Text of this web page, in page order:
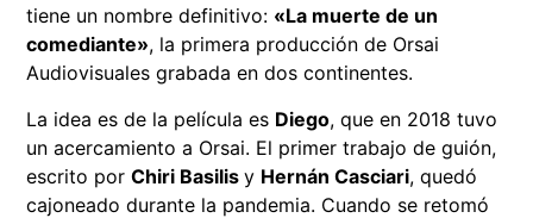
tiene un nombre definitivo: «La muerte de un
comediante», la primera producción de Orsai
Audiovisuales grabada en dos continentes.
La idea es de la película es Diego, que en 2018 tuvo
un acercamiento a Orsai. El primer trabajo de guión,
escrito porChiri Basilisy Hernán Casciari, quedó
cajoneado durante la pandemia. Cuando se retomó